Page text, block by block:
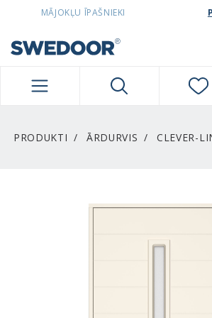
SWEDOORLATVIA
MĀJOKĻU ĪPAŠNIEKI
PRODUKTI ĀRDURVIS CLEVER-